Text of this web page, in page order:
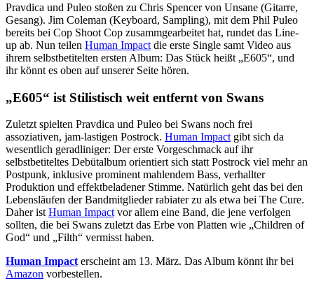
Pravdica und Puleo stoßen zu Chris Spencer von Unsane (Gitarre,
Gesang). Jim Coleman (Keyboard, Sampling), mit dem Phil Puleo
bereits bei Cop Shoot Cop zusammgearbeitet hat, rundet das Line-
up ab. Nun teilen Human Impact die erste Single samt Video aus
ihrem selbstbetitelten ersten Album: Das Stück heißt „E605“, und
ihr könnt es oben auf unserer Seite hören.
„E605“ ist Stilistisch weit entfernt von Swans
Zuletzt spielten Pravdica und Puleo bei Swans noch frei
assoziativen, jam-lastigen Postrock. Human Impact gibt sich da
wesentlich geradliniger: Der erste Vorgeschmack auf ihr
selbstbetiteltes Debütalbum orientiert sich statt Postrock viel mehr an
Postpunk, inklusive prominent mahlendem Bass, verhallter
Produktion und effektbeladener Stimme. Natürlich geht das bei den
Lebensläufen der Bandmitglieder rabiater zu als etwa bei The Cure.
Daher ist Human Impact vor allem eine Band, die jene verfolgen
sollten, die bei Swans zuletzt das Erbe von Platten wie „Children of
God“ und „Filth“ vermisst haben.
Human Impact erscheint am 13. März. Das Album könnt ihr bei
Amazon vorbestellen.